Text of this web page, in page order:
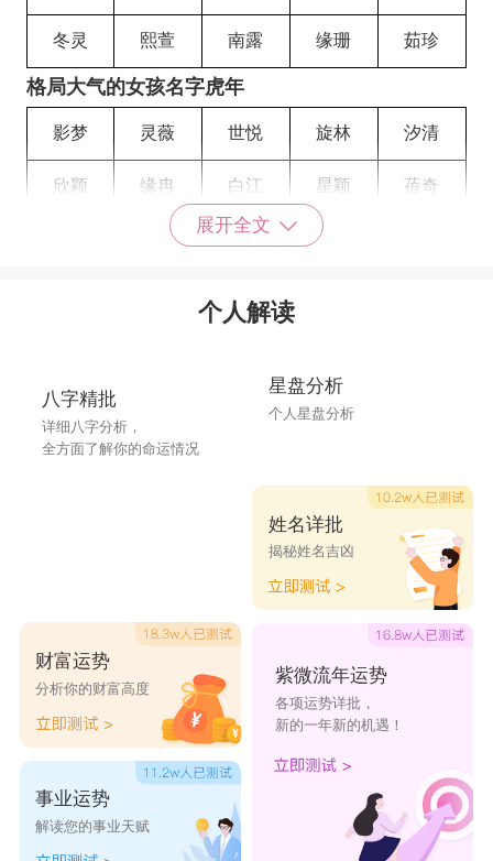
冬灵 熙萱 南露 缘珊 茹珍
格局大气的女孩名字虎年
影梦 灵薇 世悦 旋林 汐清
欣颖 缘冉 白江 星颖 蓓奇
婉玉 海瑶
玄渝 佳爱
雨莹 彩红
琴岚
菱莹 雅琴
惠莹 寒月 雨燕
琼桂 若倩
展开全文
个人解读
八字精批
详细八字分析，
全方面了解你的命运情况
财富运势
分析你的财富高度
事业运势
解读您的事业天赋
星盘分析
个人星盘分析
姓名详批
揭秘姓名吉凶
紫微流年运势
各项运势详批，
新的一年新的机遇！